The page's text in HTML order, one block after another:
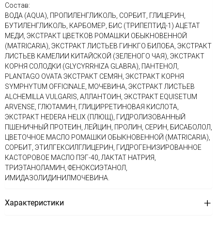
Состав:
ВОДА (AQUA), ПРОПИЛЕНГЛИКОЛЬ, СОРБИТ, ГЛИЦЕРИН,
БУТИЛЕНГЛИКОЛЬ, КАРБОМЕР, БИС (ТРИПЕПТИД-1) АЦЕТАТ
МЕДИ, ЭКСТРАКТ ЦВЕТКОВ РОМАШКИ ОБЫКНОВЕННОЙ
(MATRICARIA), ЭКСТРАКТ ЛИСТЬЕВ ГИНКГО БИЛОБА, ЭКСТРАКТ
ЛИСТЬЕВ КАМЕЛИИ КИТАЙСКОЙ (ЗЕЛЕНОГО ЧАЯ), ЭКСТРАКТ
КОРНЯ СОЛОДКИ (GLYCYRRHIZA GLABRA), ПАНТЕНОЛ,
PLANTAGO OVATA ЭКСТРАКТ СЕМЯН, ЭКСТРАКТ КОРНЯ
SYMPHYTUM OFFICINALE, МОЧЕВИНА, ЭКСТРАКТ ЛИСТЬЕВ
ALCHEMILLA VULGARIS, АЛЛАНТОИН, ЭКСТРАКТ EQUISETUM
ARVENSE, ГЛЮТАМИН, ГЛИЦИРРЕТИНОВАЯ КИСЛОТА,
ЭКСТРАКТ HEDERA HELIX (ПЛЮЩ), ГИДРОЛИЗОВАННЫЙ
ПШЕНИЧНЫЙ ПРОТЕИН, ЛЕЙЦИН, ПРОЛИН, СЕРИН, БИСАБОЛОЛ,
ЦВЕТОЧНОЕ МАСЛО РОМАШКИ ОБЫКНОВЕННОЙ (MATRICARIA),
СОРБИТ, ЭТИЛГЕКСИЛГЛИЦЕРИН, ГИДРОГЕНИЗИРОВАННОЕ
КАСТОРОВОЕ МАСЛО ПЭГ-40, ЛАКТАТ НАТРИЯ,
ТРИЭТАНОЛАМИН, ФЕНОКСИЭТАНОЛ,
ИМИДАЗОЛИДИНИЛМОЧЕВИНА.
Характеристики